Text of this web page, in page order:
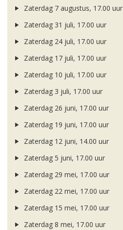
Zaterdag 7 augustus, 17.00 uur
Zaterdag 31 juli, 17.00 uur
Zaterdag 24 juli, 17.00 uur
Zaterdag 17 juli, 17.00 uur
Zaterdag 10 juli, 17.00 uur
Zaterdag 3 juli, 17.00 uur
Zaterdag 26 juni, 17.00 uur
Zaterdag 19 juni, 17.00 uur
Zaterdag 12 juni, 14.00 uur
Zaterdag 5 juni, 17.00 uur
Zaterdag 29 mei, 17.00 uur
Zaterdag 22 mei, 17.00 uur
Zaterdag 15 mei, 17.00 uur
Zaterdag 8 mei, 17.00 uur